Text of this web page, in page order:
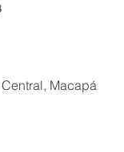
Macapá